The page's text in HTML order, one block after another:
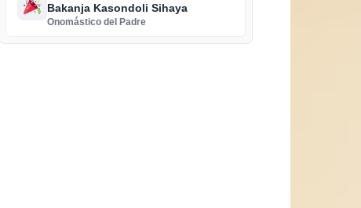
Bakanja Kasondoli Sihaya
Onomástico del Padre